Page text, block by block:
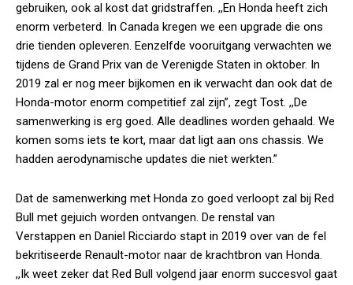
gebruiken, ook al kost dat gridstraffen. ,,En Honda heeft zich
enorm verbeterd. In Canada kregen we een upgrade die ons
drie tienden opleveren. Eenzelfde vooruitgang verwachten we
tijdens de Grand Prix van de Verenigde Staten in oktober. In
2019 zal er nog meer bijkomen en ik verwacht dan ook dat de
Honda-motor enorm competitief zal zijn”, zegt Tost. ,,De
samenwerking is erg goed. Alle deadlines worden gehaald. We
komen soms iets te kort, maar dat ligt aan ons chassis. We
hadden aerodynamische updates die niet werkten.”
Dat de samenwerking met Honda zo goed verloopt zal bij Red
Bull met gejuich worden ontvangen. De renstal van
Verstappen en Daniel Ricciardo stapt in 2019 over van de fel
bekritiseerde Renault-motor naar de krachtbron van Honda.
,,Ik weet zeker dat Red Bull volgend jaar enorm succesvol gaat